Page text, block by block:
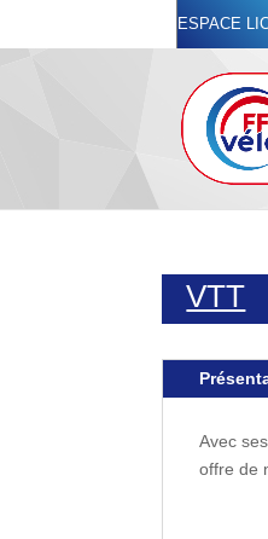
ESPACE
VTT
Avec
offre de